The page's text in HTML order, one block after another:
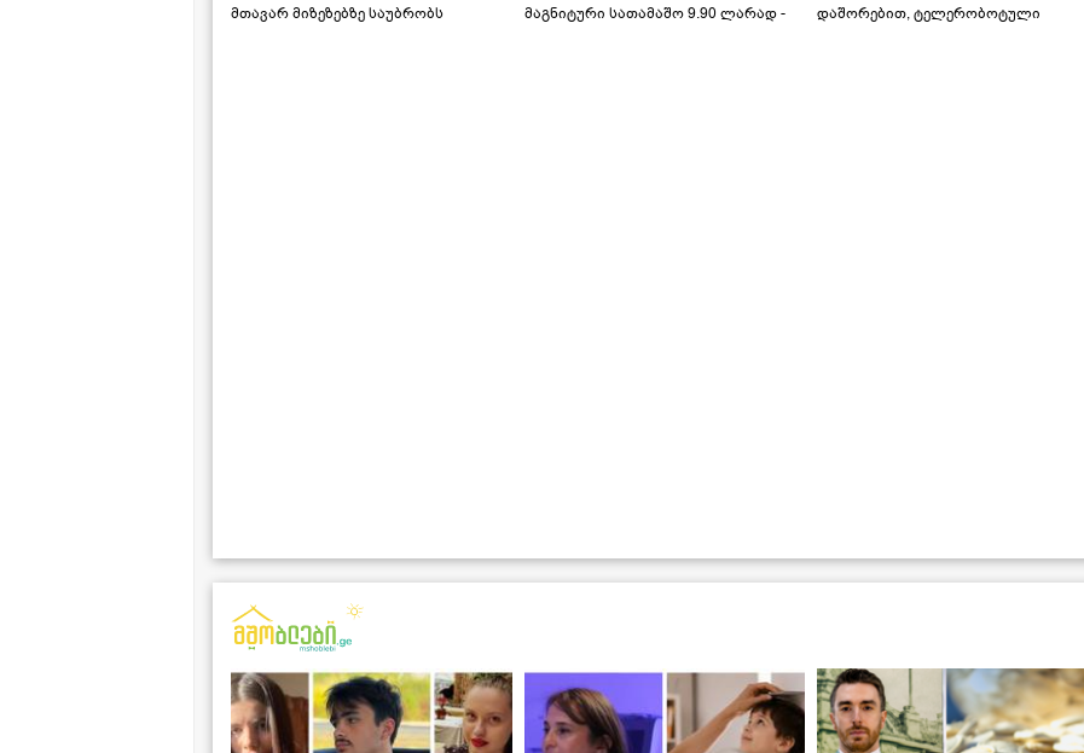
მთავარ მიზეზებზე საუბრობს
მაგნიტური სათამაშო 9.90 ლარად -
დაშორებით, ტელერობოტული